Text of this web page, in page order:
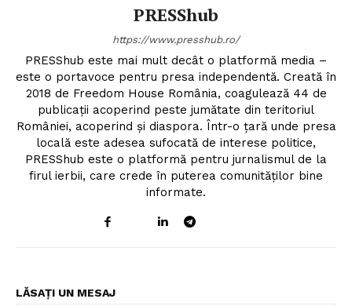
PRESShub
https://www.presshub.ro/
PRESShub este mai mult decât o platformă media –
este o portavoce pentru presa independentă. Creată în
2018 de Freedom House România, coagulează 44 de
publicații acoperind peste jumătate din teritoriul
României, acoperind și diaspora. Într-o țară unde presa
locală este adesea sufocată de interese politice,
PRESShub este o platformă pentru jurnalismul de la
firul ierbii, care crede în puterea comunităților bine
informate.
LĂSAȚI UN MESAJ